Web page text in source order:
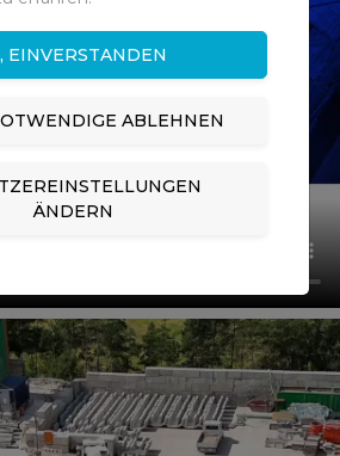
EINVERSTANDEN
ABLEHNEN
ÄNDERN